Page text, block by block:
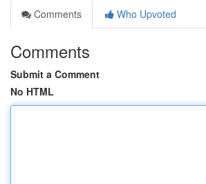
Comments
Who Upvoted
Comments
Submit a Comment
No HTML